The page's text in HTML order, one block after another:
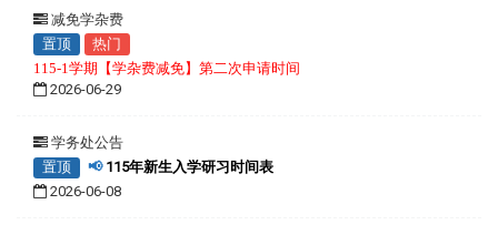
减免学杂费
置顶
热门
115-1学期【学杂费减免】第二次申请时间
2026-06-29
学务处公告
置顶
📢115年新生入学研习时间表
2026-06-08